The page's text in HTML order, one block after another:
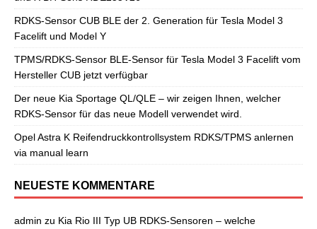
RDKS-Sensor CUB BLE der 2. Generation für Tesla Model 3
Facelift und Model Y
TPMS/RDKS-Sensor BLE-Sensor für Tesla Model 3 Facelift vom
Hersteller CUB jetzt verfügbar
Der neue Kia Sportage QL/QLE – wir zeigen Ihnen, welcher
RDKS-Sensor für das neue Modell verwendet wird.
Opel Astra K Reifendruckkontrollsystem RDKS/TPMS anlernen
via manual learn
NEUESTE KOMMENTARE
admin zu Kia Rio III Typ UB RDKS-Sensoren – welche